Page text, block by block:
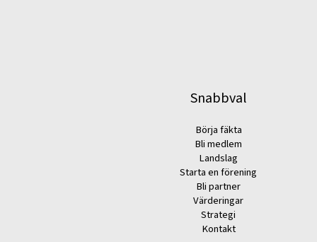
Snabbval
Börja fäkta
Bli medlem
Landslag
Starta en förening
Bli partner
Värderingar
Strategi
Kontakt